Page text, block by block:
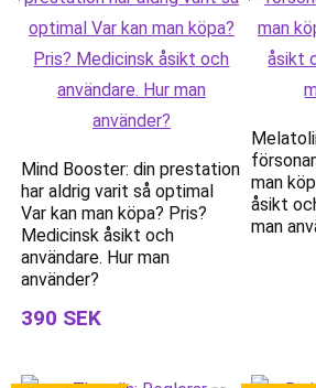
Mind Booster: din prestation
har aldrig varit så optimal
Var kan man köpa? Pris?
Medicinsk åsikt och
användare. Hur man
använder?
390 SEK
man
åsikt
man